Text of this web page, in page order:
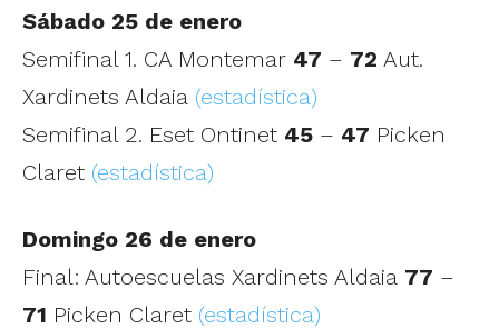
Sábado 25 de enero
Semifinal 1. CA Montemar 47 – 72 Aut.
Xardinets Aldaia (estadística)
Semifinal 2. Eset Ontinet 45 – 47 Picken
Claret (estadística)
Domingo 26 de enero
Final: Autoescuelas Xardinets Aldaia 77 –
71 Picken Claret (estadística)